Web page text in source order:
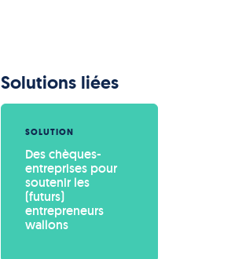
Solutions liées
SOLUTION
Des chèques-
entreprises pour
soutenir les
(futurs)
entrepreneurs
wallons